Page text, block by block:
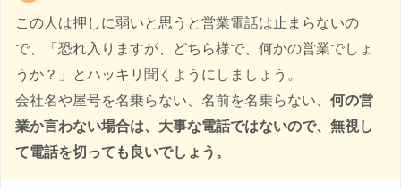
この人は押しに弱いと思うと営業電話は止まらないの
で、「恐れ入りますが、どちら様で、何かの営業でしょ
うか？」とハッキリ聞くようにしましょう。
会社名や屋号を名乗らない、名前を名乗らない、 何の営
業か言わない場合は、大事な電話ではないので、無視し
て電話を切っても良いでしょう。